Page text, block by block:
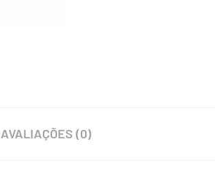
AVALIAÇÕES (0)